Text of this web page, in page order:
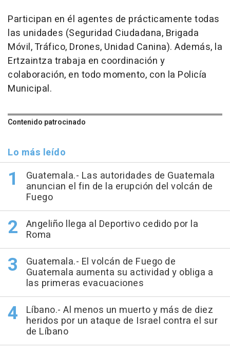
Participan en él agentes de prácticamente todas
las unidades (Seguridad Ciudadana, Brigada
Móvil, Tráfico, Drones, Unidad Canina). Además, la
Ertzaintza trabaja en coordinación y
colaboración, en todo momento, con la Policía
Municipal.
Contenido patrocinado
Lo más leído
Guatemala.- Las autoridades de Guatemala
anuncian el fin de la erupción del volcán de
Fuego
Angeliño llega al Deportivo cedido por la
Roma
Guatemala.- El volcán de Fuego de
Guatemala aumenta su actividad y obliga a
las primeras evacuaciones
Líbano.- Al menos un muerto y más de diez
heridos por un ataque de Israel contra el sur
de Líbano